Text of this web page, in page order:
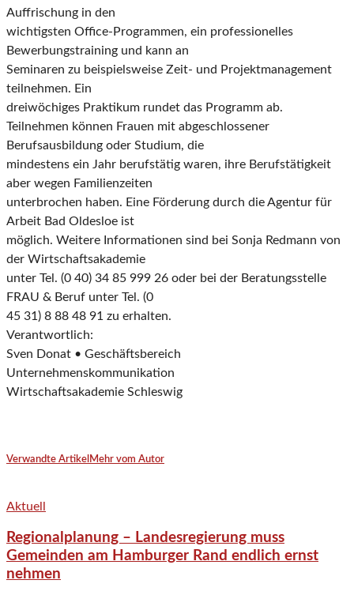
Auffrischung in den
wichtigsten Office-Programmen, ein professionelles
Bewerbungstraining und kann an
Seminaren zu beispielsweise Zeit- und Projektmanagement
teilnehmen. Ein
dreiwöchiges Praktikum rundet das Programm ab.
Teilnehmen können Frauen mit abgeschlossener
Berufsausbildung oder Studium, die
mindestens ein Jahr berufstätig waren, ihre Berufstätigkeit
aber wegen Familienzeiten
unterbrochen haben. Eine Förderung durch die Agentur für
Arbeit Bad Oldesloe ist
möglich. Weitere Informationen sind bei Sonja Redmann von
der Wirtschaftsakademie
unter Tel. (0 40) 34 85 999 26 oder bei der Beratungsstelle
FRAU & Beruf unter Tel. (0
45 31) 8 88 48 91 zu erhalten.
Verantwortlich:
Sven Donat • Geschäftsbereich
Unternehmenskommunikation
Wirtschaftsakademie Schleswig
Verwandte Artikel Mehr vom Autor
Aktuell
Regionalplanung – Landesregierung muss
Gemeinden am Hamburger Rand endlich ernst
nehmen